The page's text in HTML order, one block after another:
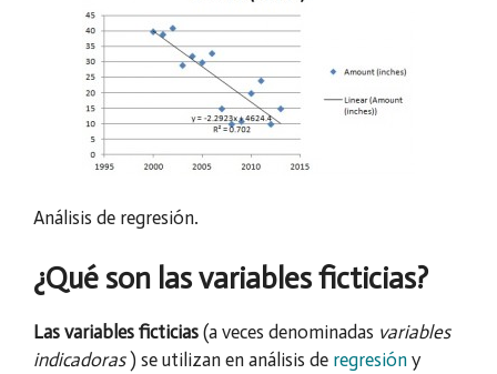
Análisis de regresión.
¿Qué son las variables ficticias?
Las variables ficticias (a veces denominadas variables
indicadoras) se utilizan en análisis de regresión y